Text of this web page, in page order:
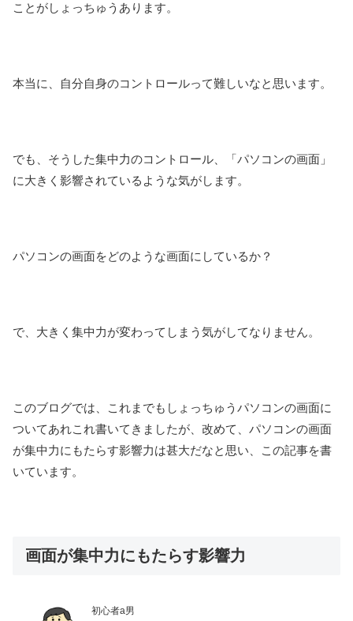
ことがしょっちゅうあります。
本当に、自分自身のコントロールって難しいなと思います。
でも、そうした集中力のコントロール、「パソコンの画面」
に大きく影響されているような気がします。
パソコンの画面をどのような画面にしているか？
で、大きく集中力が変わってしまう気がしてなりません。
このブログでは、これまでもしょっちゅうパソコンの画面に
ついてあれこれ書いてきましたが、改めて、パソコンの画面
が集中力にもたらす影響力は甚大だなと思い、この記事を書
いています。
画面が集中力にもたらす影響力
初心者a男